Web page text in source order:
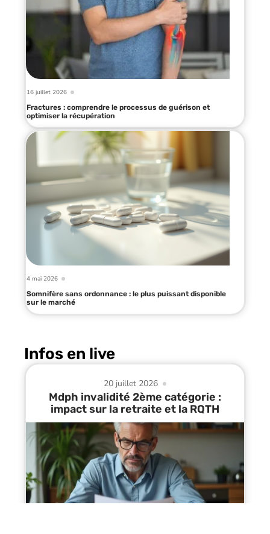
16 juillet 2026
Fractures : comprendre le processus de guérison et
optimiser la récupération
4 mai 2026
Somnifère sans ordonnance : le plus puissant disponible
sur le marché
Infos en live
20 juillet 2026
Mdph invalidité 2ème catégorie :
impact sur la retraite et la RQTH